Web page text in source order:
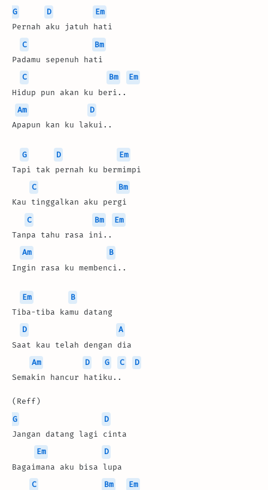
G D
Em
Pernah aku jatuh hati
C
Bm
Padamu sepenuh hati
C
Bm
Em
Hidup pun akan ku beri..
Am
D
Apapun kan ku lakui..
G D
Em
Tapi tak pernah ku bermimpi
C
Bm
Kau tinggalkan aku pergi
C
Bm
Em
Tanpa tahu rasa ini..
Am
B
Ingin rasa ku membenci..
Em
B
Tiba-tiba kamu datang
D
A
Saat kau telah dengan dia
Am
D G C
D
Semakin hancur hatiku..
(Reff)
G
D
Jangan datang lagi cinta
Em
D
Bagaimana aku bisa lupa
C
Bm
Em